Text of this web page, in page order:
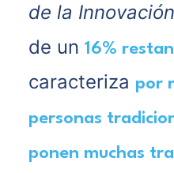
de la Innovación
de un 16%
caracteriza por
personas
ponen muchas